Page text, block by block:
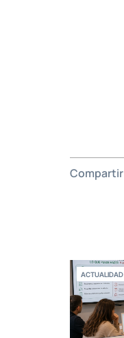
Compartir
ACTUALIDAD